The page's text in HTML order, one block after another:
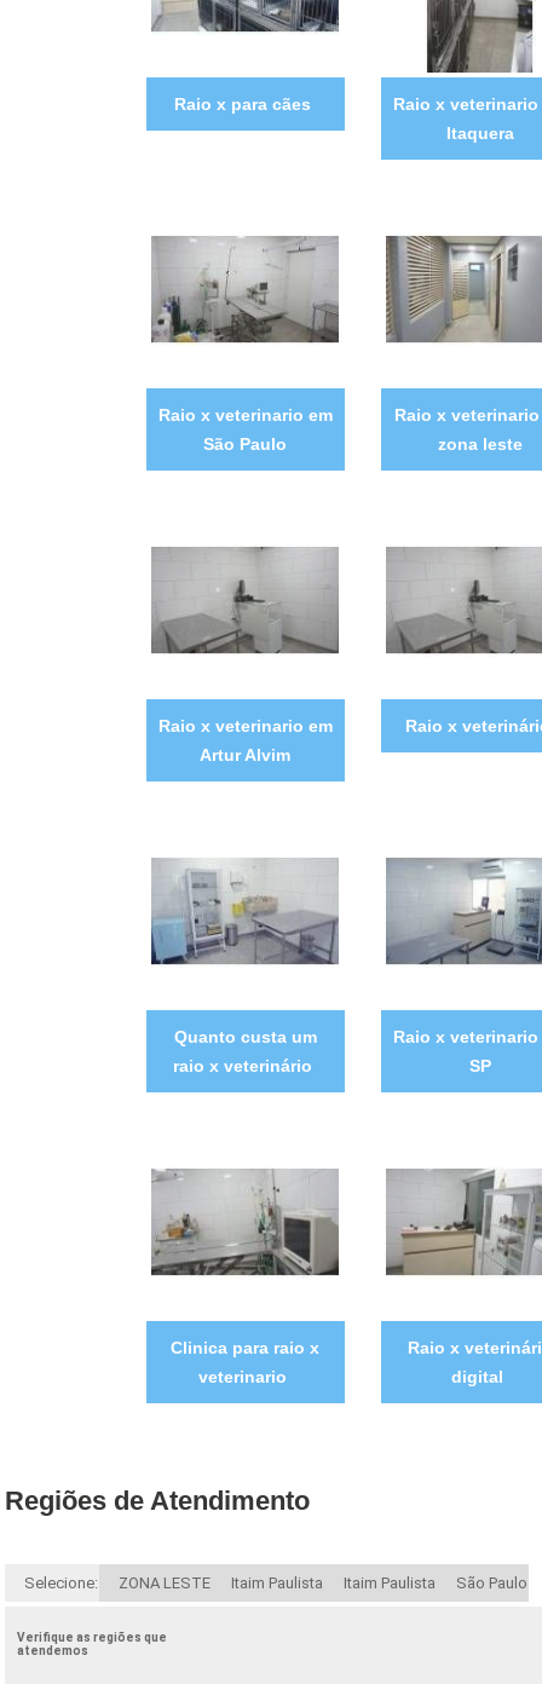
Raio x para cães
Raio x veterinario
Itaquera
Raio x veterinario em
São Paulo
Raio x
zona leste
Raio x veterinario em
Artur Alvim
Raio x
Quanto custa um
raio x veterinário
Raio x veterinario
SP
Clinica para raio x
veterinario
Raio x
digital
Regiões de Atendimento
Selecione: ZONA LESTE Itaim Paulista Itaim Paulista São Paulo
Verifique as regiões que
atendemos